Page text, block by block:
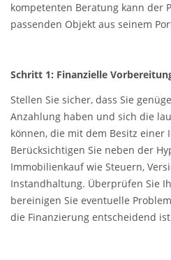
kompetenten Beratung kann der
passenden Objekt aus seinem
Schritt 1: Finanzielle
Stellen Sie sicher, dass Sie
Anzahlung haben und sich die
können, die mit dem Besitz
Berücksichtigen Sie neben der
Immobilienkauf wie Steuern,
Instandhaltung. Überprüfen Sie
bereinigen Sie eventuelle
die Finanzierung entscheidend